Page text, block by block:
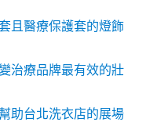
且醫療保護套的燈飾
治療品牌最有效的壯
助台北洗衣店的展場